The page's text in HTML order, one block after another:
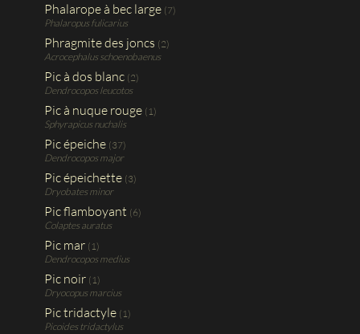
Phalarope à bec large (7)
Phalaropus fulicarius
Phragmite des joncs (2)
Acrocephalus schoenobaenus
Pic à dos blanc (2)
Dendrocopos leucotos
Pic à nuque rouge (1)
Sphyrapicus nuchalis
Pic épeiche (37)
Dendrocopos major
Pic épeichette (3)
Dryobates minor
Pic flamboyant (6)
Colaptes auratus
Pic mar (1)
Dendrocopos medius
Pic noir (1)
Dryocopus marcius
Pic tridactyle (1)
Picoides tridactylus